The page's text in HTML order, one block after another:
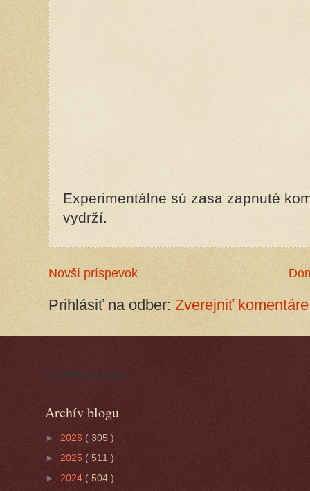
Experimentálne sú zasa zapnuté
vydrží.
Novší príspevok
Prihlásiť na odber: Zverejniť
Cynická obluda
Archív blogu
► 2026 ( 305 )
► 2025 ( 511 )
► 2024 ( 504 )